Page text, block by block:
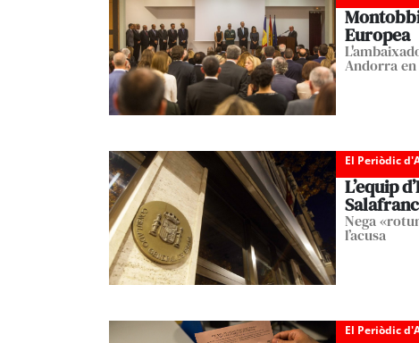
Europea
Andorra
El Periòdic
L’equip
Nega
l’acusa
El Periòdic